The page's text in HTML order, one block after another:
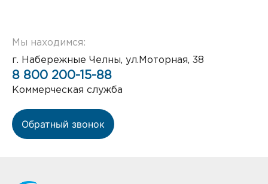
Мы находимся:
г. Набережные Челны, ул.Моторная, 38
8 800 200-15-88
Коммерческая служба
Обратный звонок